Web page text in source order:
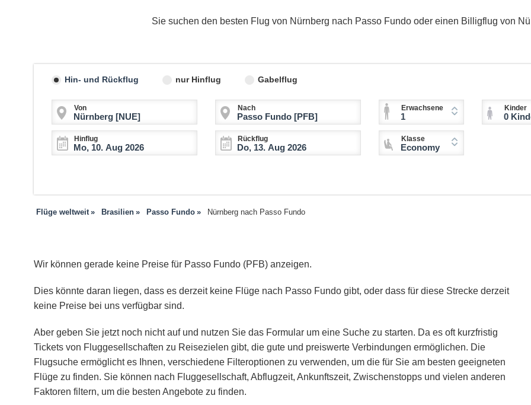
Sie suchen den besten Flug von Nürnberg nach Passo Fundo oder einen Billigflug von
Hin- und Rückflug nur Hinflug Gabelflug
Von Nach
Hinflug Rückflug
Erwachsene
1
Kinder
0 Kinder (2-11
Klasse
Economy
Flüge weltweit Brasilien Passo Fundo Nürnberg nach Passo Fundo
Wir können gerade keine Preise für Passo Fundo (PFB) anzeigen.
Dies könnte daran liegen, dass es derzeit keine Flüge nach Passo Fundo gibt, oder dass für diese Strecke derzeit
keine Preise bei uns verfügbar sind.
Aber geben Sie jetzt noch nicht auf und nutzen Sie das Formular um eine Suche zu starten. Da es oft kurzfristig
Tickets von Fluggesellschaften zu Reisezielen gibt, die gute und preiswerte Verbindungen ermöglichen. Die
Flugsuche ermöglicht es Ihnen, verschiedene Filteroptionen zu verwenden, um die für Sie am besten geeigneten
Flüge zu finden. Sie können nach Fluggesellschaft, Abflugzeit, Ankunftszeit, Zwischenstopps und vielen anderen
Faktoren filtern, um die besten Angebote zu finden.